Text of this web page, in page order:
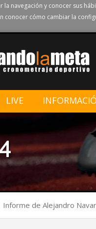
y conocer sus
conocer cómo cambiar la
LIVE
Informe de Alejandro